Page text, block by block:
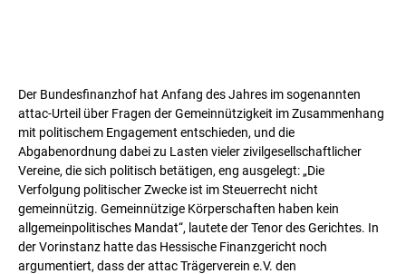
Der Bundesfinanzhof hat Anfang des Jahres im sogenannten
attac-Urteil über Fragen der Gemeinnützigkeit im Zusammenhang
mit politischem Engagement entschieden, und die
Abgabenordnung dabei zu Lasten vieler zivilgesellschaftlicher
Vereine, die sich politisch betätigen, eng ausgelegt: „Die
Verfolgung politischer Zwecke ist im Steuerrecht nicht
gemeinnützig. Gemeinnützige Körperschaften haben kein
allgemeinpolitisches Mandat“, lautete der Tenor des Gerichtes. In
der Vorinstanz hatte das Hessische Finanzgericht noch
argumentiert, dass der attac Trägerverein e.V. den